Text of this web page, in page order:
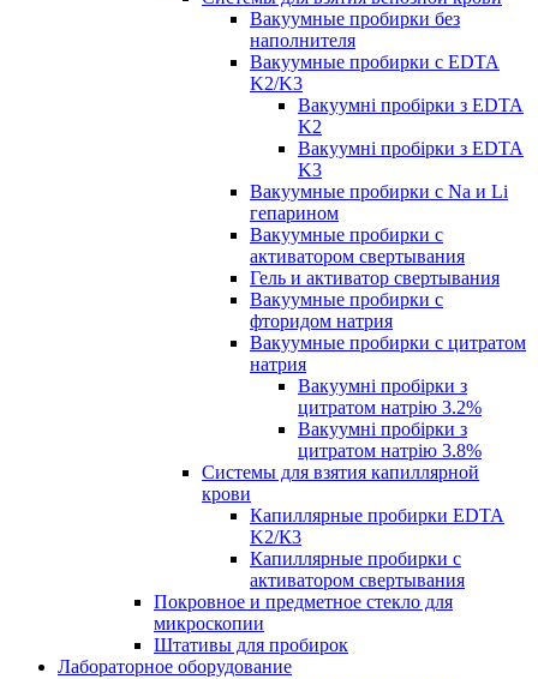
Вакуумные пробирки без
наполнителя
Вакуумные пробирки с EDTA
K2/K3
Вакуумні пробірки з EDTA
K2
Вакуумні пробірки з EDTA
K3
Вакуумные пробирки с Na и Li
гепарином
Вакуумные пробирки с
активатором свертывания
Гель и активатор свертывания
Вакуумные пробирки с
фторидом натрия
Вакуумные пробирки с цитратом
натрия
Вакуумні пробірки з
цитратом натрію 3.2%
Вакуумні пробірки з
цитратом натрію 3.8%
Системы для взятия капиллярной
крови
Капиллярные пробирки EDTA
K2/К3
Капиллярные пробирки с
активатором свертывания
Покровное и предметное стекло для
микроскопии
Штативы для пробирок
Лабораторное оборудование